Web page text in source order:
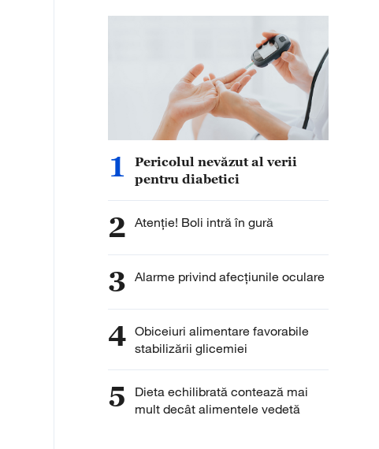
1
Pericolul nevăzut al verii
pentru diabetici
2 Atenție! Boli intră în gură
3 Alarme privind afecțiunile oculare
4 Obiceiuri alimentare favorabile
stabilizării glicemiei
5
Dieta echilibrată contează mai
mult decât alimentele vedetă